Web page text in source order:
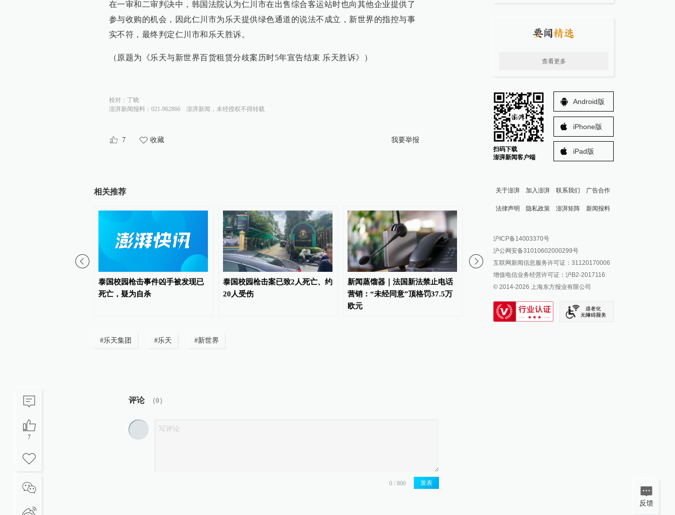
7
在一审和二审判决中，韩国法院认为仁川市在出售综合客运站时也向其他企业提供了
参与收购的机会，因此仁川市为乐天提供绿色通道的说法不成立，新世界的指控与事
实不符，最终判定仁川市和乐天胜诉。
（原题为《乐天与新世界百货租赁分歧案历时5年宣告结束 乐天胜诉》）
校对： 丁晓
澎湃新闻报料：021-962866
澎湃新闻，未经授权不得转载
7 收藏 我要举报
相关推荐
泰国校园枪击事件凶手被发现已
死亡，疑为自杀
泰国校园枪击案已致2人死亡、约
20人受伤
新闻蒸馏器｜法国新法禁止电话
营销：“未经同意”顶格罚37.5万
欧元
#乐天集团 #乐天 #新世界
评论 （0）
发表
查看更多
扫码下载
澎湃新闻客户端
Android版
iPhone版
iPad版
关于澎湃 加入澎湃 联系我们 广告合作
法律声明 隐私政策 澎湃矩阵
澎湃新闻公众号
澎湃新闻抖音号
派生万物开放平台
IP SHANGHAI
SIXTH TONE
新闻报料
报料邮箱: news@thepaper.cn
沪ICP备14003370号
沪公网安备31010602000299号
互联网新闻信息服务许可证：31120170006
增值电信业务经营许可证：沪B2-2017116
© 2014-2026 上海东方报业有限公司
反馈